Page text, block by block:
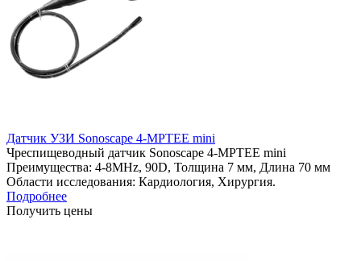
Датчик УЗИ Sonoscape 4-MPTEE mini
Чреспищеводный датчик Sonoscape 4-МРТЕЕ mini
Преимущества: 4-8MHz, 90D, Толщина 7 мм, Длина 70 мм
Области исследования: Кардиология, Хирургия.
Подробнее
Получить цены